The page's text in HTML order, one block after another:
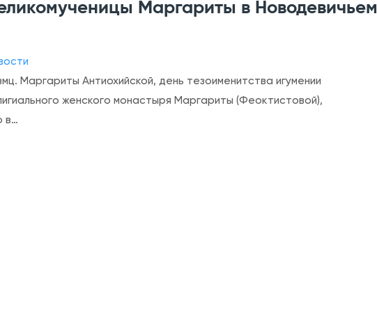
r
Маргариты в Новодевичьем
Маргариты Антиохийской, день тезоименитства игумении
женского монастыря Маргариты (Феоктистовой),
в…